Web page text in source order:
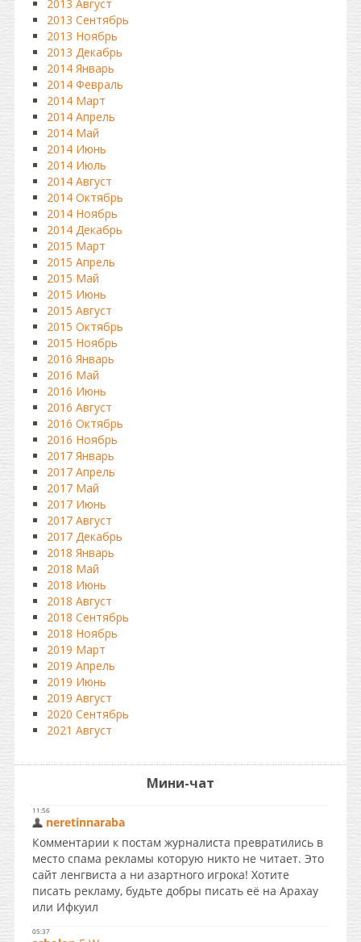
2013 Август
2013 Сентябрь
2013 Ноябрь
2013 Декабрь
2014 Январь
2014 Февраль
2014 Март
2014 Апрель
2014 Май
2014 Июнь
2014 Июль
2014 Август
2014 Октябрь
2014 Ноябрь
2014 Декабрь
2015 Март
2015 Апрель
2015 Май
2015 Июнь
2015 Август
2015 Октябрь
2015 Ноябрь
2016 Январь
2016 Май
2016 Июнь
2016 Август
2016 Октябрь
2016 Ноябрь
2017 Январь
2017 Апрель
2017 Май
2017 Июнь
2017 Август
2017 Декабрь
2018 Январь
2018 Май
2018 Июнь
2018 Август
2018 Сентябрь
2018 Ноябрь
2019 Март
2019 Апрель
2019 Июнь
2019 Август
2020 Сентябрь
2021 Август
Мини-чат